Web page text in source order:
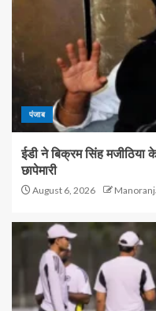
पंजाब
ईडी ने बिक्रम सिंह मजीठिया
छापेमारी
August 6, 2026